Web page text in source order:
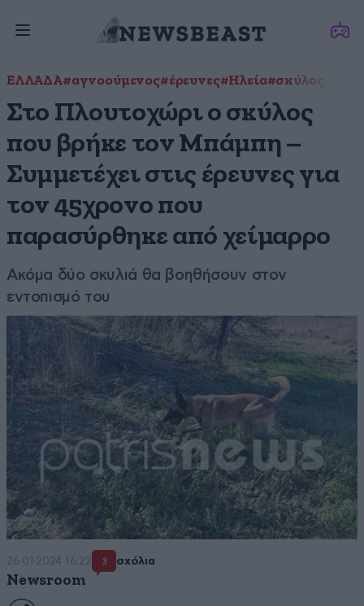
ΕΛΛΑΔΑ#αγνοούμενος#έρευνες#Ηλεία#σκύλος
Στο Πλουτοχώρι ο σκύλος
που βρήκε τον Μπάμπη –
Συμμετέχει στις έρευνες για
τον 45χρονο που
παρασύρθηκε από χείμαρρο
Ακόμα δύο σκυλιά θα βοηθήσουν στον
εντοπισμό του
26·01·2024 16:22 3 σχόλια
Newsroom